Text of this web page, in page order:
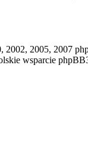
2002, 2005, 2007
wsparcie